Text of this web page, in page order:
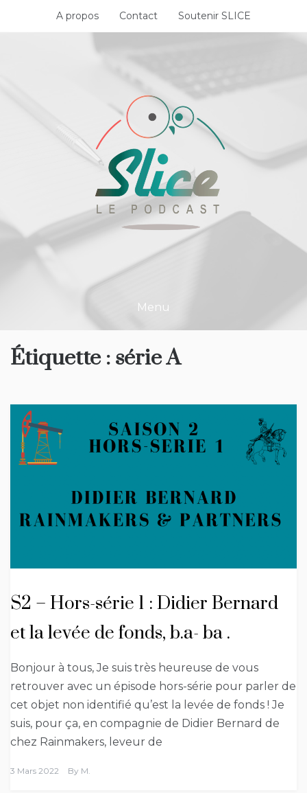
A propos Contact Soutenir SLICE
Menu
Étiquette : série A
S2 – Hors-série 1 : Didier Bernard
et la levée de fonds, b.a- ba .
Bonjour à tous, Je suis très heureuse de vous
retrouver avec un épisode hors-série pour parler de
cet objet non identifié qu’est la levée de fonds ! Je
suis, pour ça, en compagnie de Didier Bernard de
chez Rainmakers, leveur de
3 Mars 2022 By M.